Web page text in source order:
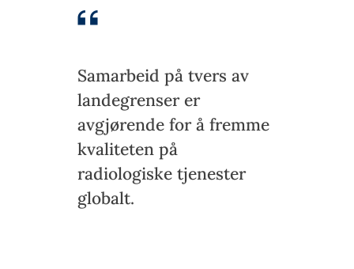
Samarbeid på tvers av
landegrenser er
avgjørende for å fremme
kvaliteten på
radiologiske tjenester
globalt.